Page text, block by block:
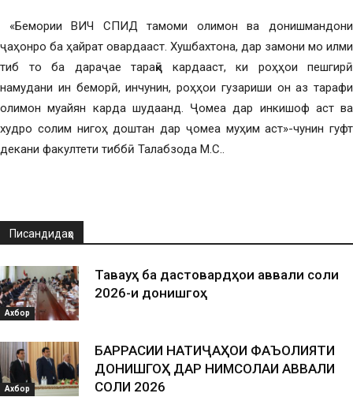
«Бемории ВИЧ СПИД тамоми олимон ва донишмандони
ҷаҳонро ба ҳайрат овардааст. Хушбахтона, дар замони мо илми
тиб то ба дараҷае тараққӣ кардааст, ки роҳҳои пешгирӣ
намудани ин беморӣ, инчунин, роҳҳои гузариши он аз тарафи
олимон муайян карда шудаанд. Ҷомеа дар инкишоф аст ва
худро солим нигоҳ доштан дар ҷомеа муҳим аст»-чунин гуфт
декани факултети тиббӣ Талабзода М.С..
Писандидаҳо
Ахбор
Таваҷҷуҳ ба дастовардҳои аввали соли
2026-и донишгоҳ
Ахбор
БАРРАСИИ НАТИҶАҲОИ ФАЪОЛИЯТИ
ДОНИШГОҲ ДАР НИМСОЛАИ АВВАЛИ
СОЛИ 2026